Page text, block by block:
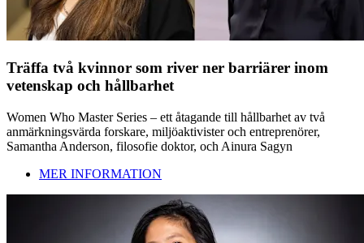
Träffa två kvinnor som river ner barriärer inom
vetenskap och hållbarhet
Women Who Master Series – ett åtagande till hållbarhet av två
anmärkningsvärda forskare, miljöaktivister och entreprenörer,
Samantha Anderson, filosofie doktor, och Ainura Sagyn
MER INFORMATION